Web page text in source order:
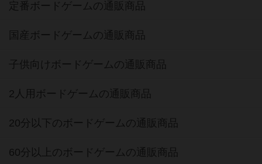
定番ボードゲームの通販商品
国産ボードゲームの通販商品
子供向けボードゲームの通販商品
2人用ボードゲームの通販商品
20分以下のボードゲームの通販商品
60分以上のボードゲームの通販商品